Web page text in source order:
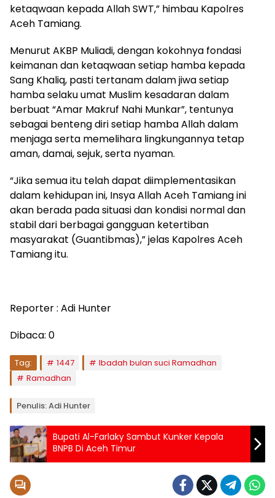
ketaqwaan kepada Allah SWT,” himbau Kapolres
Aceh Tamiang.
Menurut AKBP Muliadi, dengan kokohnya fondasi
keimanan dan ketaqwaan setiap hamba kepada
Sang Khaliq, pasti tertanam dalam jiwa setiap
hamba selaku umat Muslim kesadaran dalam
berbuat “Amar Makruf Nahi Munkar”, tentunya
sebagai benteng diri setiap hamba Allah dalam
menjaga serta memelihara lingkungannya tetap
aman, damai, sejuk, serta nyaman.
“Jika semua itu telah dapat diimplementasikan
dalam kehidupan ini, Insya Allah Aceh Tamiang ini
akan berada pada situasi dan kondisi normal dan
stabil dari berbagai gangguan ketertiban
masyarakat (Guantibmas),” jelas Kapolres Aceh
Tamiang itu.
Reporter : Adi Hunter
Dibaca: 0
Tag: 1447
Ibadah bulan suci Ramadhan
Ramadhan
Penulis: Adi Hunter
Bupati Al-Farlaky Sambut Kunker Kepala
BNPB Di Aceh Timur